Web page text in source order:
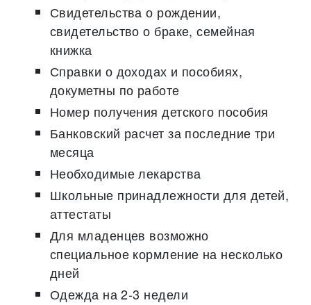
Свидетельства о рождении,
свидетельство о браке, семейная
книжка
Справки о доходах и пособиях,
докуметны по работе
Номер получения детского пособия
Банковский расчет за последние три
месяца
Необходимые лекарства
Школьные принадлежности для детей,
аттестаты
Для младенцев возможно
специальное кормление на несколько
дней
Одежда на 2-3 недели